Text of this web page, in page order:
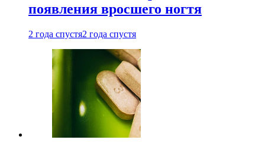
появления вросшего ногтя
2 года спустя2 года спустя